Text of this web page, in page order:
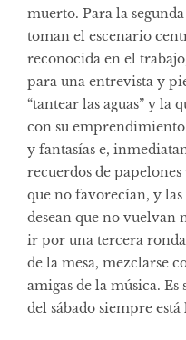
muerto. Para la
toman el escenario
reconocida en el
para una entrevista y
“tantear las aguas” y la
con su
y fantasías e,
recuerdos de papelones
que no favorecían, y
desean que no vuelvan
ir por una tercera
de la mesa, mezclarse
amigas de la música.
del sábado siempre